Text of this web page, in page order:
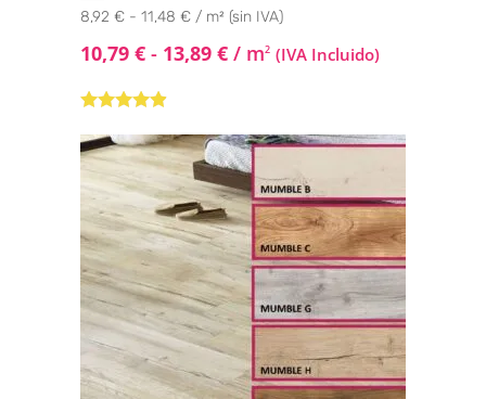
8,92 € - 11,48 € / m² (sin IVA)
10,79 € - 13,89 € / m2 (IVA Incluido)
con4.75de
5